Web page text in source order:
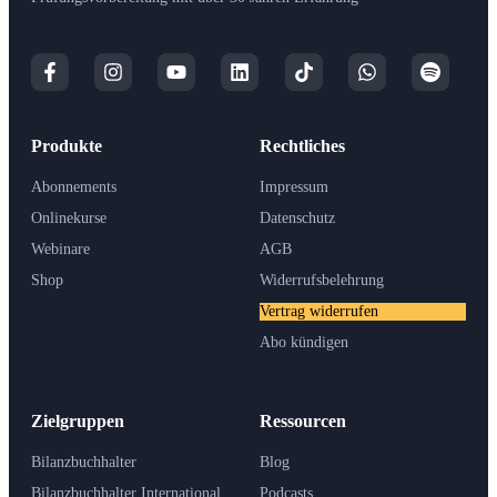
Produkte
Abonnements
Onlinekurse
Webinare
Shop
Zielgruppen
Bilanzbuchhalter
Bilanzbuchhalter International
Ressourcen
Blog
Podcasts
Rechtliches
Impressum
Datenschutz
AGB
Widerrufsbelehrung
Vertrag widerrufen
Abo kündigen